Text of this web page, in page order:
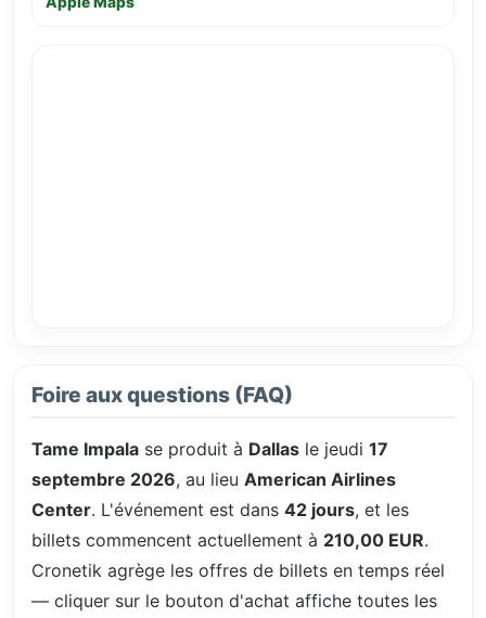
Foire aux questions (FAQ)
Tame Impala se produit à Dallas le jeudi 17
septembre 2026, au lieu American Airlines
Center. L'événement est dans 42 jours, et les
billets commencent actuellement à 210,00 EUR.
Cronetik agrège les offres de billets en temps réel
— cliquer sur le bouton d'achat affiche toutes les